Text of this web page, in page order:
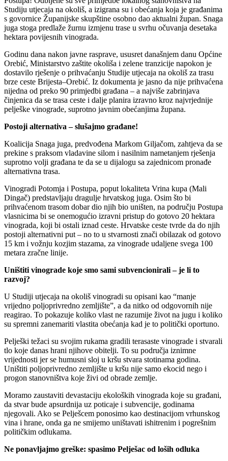
Studiju utjecaja na okoliš, a izigrana su i obećanja koja je građanima
s govornice Županijske skupštine osobno dao aktualni župan. Snaga
juga stoga predlaže žurnu izmjenu trase u svrhu očuvanja desetaka
hektara povijesnih vinograda.
Godinu dana nakon javne rasprave, ususret današnjem danu Općine
Orebić, Ministarstvo zaštite okoliša i zelene tranzicije napokon je
dostavilo rješenje o prihvaćanju Studije utjecaja na okoliš za trasu
brze ceste Brijesta–Orebić. Iz dokumenta je jasno da nije prihvaćena
nijedna od preko 90 primjedbi građana – a najviše zabrinjava
činjenica da se trasa ceste i dalje planira izravno kroz najvrjednije
pelješke vinograde, suprotno javnim obećanjima župana.
Postoji alternativa – slušajmo građane!
Koalicija Snaga juga, predvođena Markom Giljačom, zahtjeva da se
prekine s praksom vladavine silom i nasilnim nametanjem rješenja
suprotno volji građana te da se u dijalogu sa zajednicom pronađe
alternativna trasa.
Vinogradi Potomja i Postupa, poput lokaliteta Vrina kupa (Mali
Dingač) predstavljaju dragulje hrvatskog juga. Osim što bi
prihvaćenom trasom dobar dio njih bio uništen, na području Postupa
vlasnicima bi se onemogućio izravni pristup do gotovo 20 hektara
vinograda, koji bi ostali iznad ceste. Hrvatske ceste tvrde da do njih
postoji alternativni put – no to u stvarnosti znači obilazak od gotovo
15 km i vožnju kozjim stazama, za vinograde udaljene svega 100
metara zračne linije.
Uništiti vinograde koje smo sami subvencionirali – je li to
razvoj?
U Studiji utjecaja na okoliš vinogradi su opisani kao “manje
vrijedno poljoprivredno zemljište”, a da nitko od odgovornih nije
reagirao. To pokazuje koliko vlast ne razumije život na jugu i koliko
su spremni zanemariti vlastita obećanja kad je to politički oportuno.
Pelješki težaci su svojim rukama gradili terasaste vinograde i stvarali
tlo koje danas hrani njihove obitelji. To su područja iznimne
vrijednosti jer se humusni sloj u kršu stvara stotinama godina.
Uništiti poljoprivredno zemljište u kršu nije samo ekocid nego i
progon stanovništva koje živi od obrade zemlje.
Moramo zaustaviti devastaciju ekoloških vinograda koje su građani,
da stvar bude apsurdnija uz poticaje i subvencije, godinama
njegovali. Ako se Pelješcem ponosimo kao destinacijom vrhunskog
vina i hrane, onda ga ne smijemo uništavati ishitrenim i pogrešnim
političkim odlukama.
Ne ponavljajmo greške: spasimo Pelješac od loših odluka